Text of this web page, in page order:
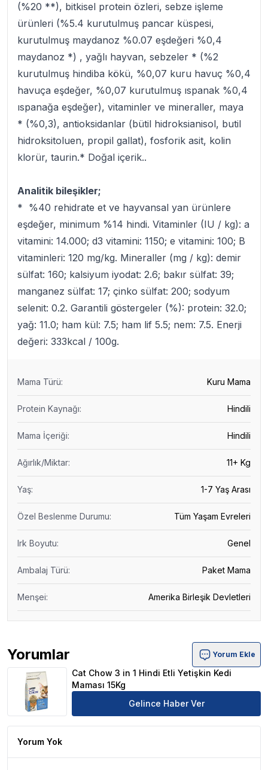
(%20 **), bitkisel protein özleri, sebze işleme
ürünleri (%5.4 kurutulmuş pancar küspesi,
kurutulmuş maydanoz %0.07 eşdeğeri %0,4
maydanoz *) , yağlı hayvan, sebzeler * (%2
kurutulmuş hindiba kökü, %0,07 kuru havuç %0,4
havuça eşdeğer, %0,07 kurutulmuş ıspanak %0,4
ıspanağa eşdeğer), vitaminler ve mineraller, maya
* (%0,3), antioksidanlar (bütil hidroksianisol, butil
hidroksitoluen, propil gallat), fosforik asit, kolin
klorür, taurin.* Doğal içerik..
Analitik bileşikler;
* %40 rehidrate et ve hayvansal yan ürünlere
eşdeğer, minimum %14 hindi. Vitaminler (IU / kg): a
vitamini: 14.000; d3 vitamini: 1150; e vitamini: 100; B
vitaminleri: 120 mg/kg. Mineraller (mg / kg): demir
sülfat: 160; kalsiyum iyodat: 2.6; bakır sülfat: 39;
manganez sülfat: 17; çinko sülfat: 200; sodyum
selenit: 0.2. Garantili göstergeler (%): protein: 32.0;
yağ: 11.0; ham kül: 7.5; ham lif 5.5; nem: 7.5. Enerji
değeri: 333kcal / 100g.
Mama Türü: Kuru Mama
Protein Kaynağı: Hindili
Mama İçeriği: Hindili
Ağırlık/Miktar: 11+ Kg
Yaş: 1-7 Yaş Arası
Özel Beslenme Durumu: Tüm Yaşam Evreleri
Irk Boyutu: Genel
Ambalaj Türü: Paket Mama
Menşei: Amerika Birleşik Devletleri
Yorumlar
Cat Chow 3 in 1 Hindi Etli Yetişkin Kedi Maması 15Kg
Yorum Ekle
Cat Chow 3 in 1 Hindi Etli Yetişkin Kedi
Maması 15Kg
Gelince Haber Ver
Yorum Yok